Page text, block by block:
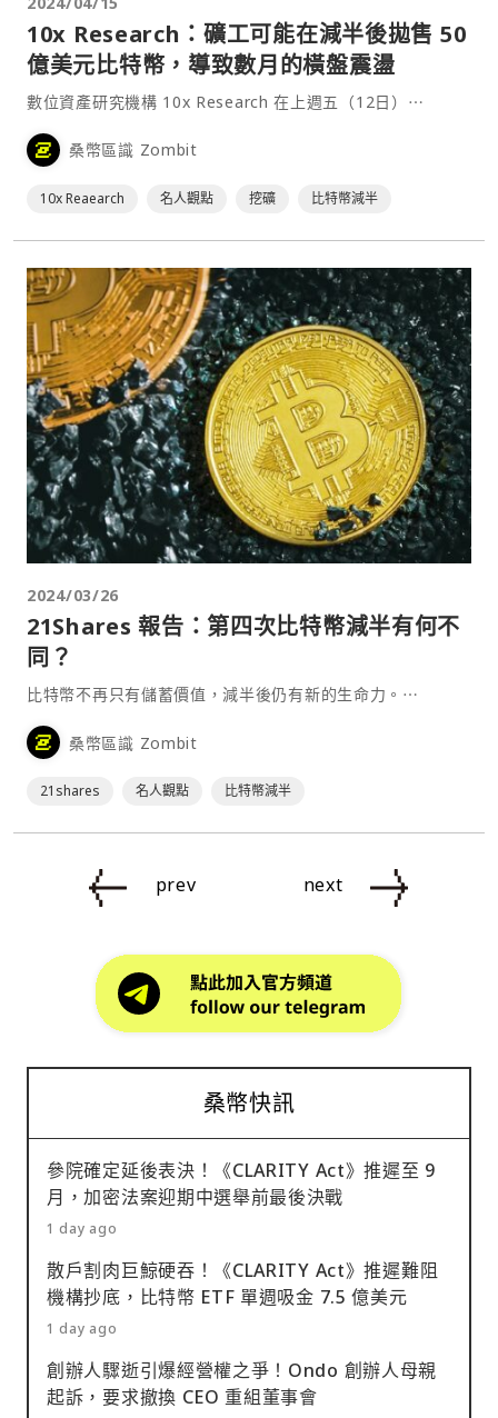
10x Research：礦工可能在減半後拋售 50
億美元比特幣，導致數月的橫盤震盪
數位資產研究機構 10x Research 在上週五（12日）⋯
桑幣區識 Zombit
10x Reaearch 名人觀點 挖礦 比特幣減半
2024/03/26
21Shares 報告：第四次比特幣減半有何不
同？
比特幣不再只有儲蓄價值，減半後仍有新的生命力。⋯
桑幣區識 Zombit
21shares 名人觀點 比特幣減半
prev next
桑幣快訊
參院確定延後表決！《CLARITY Act》推遲至 9
月，加密法案迎期中選舉前最後決戰
1 day ago
散戶割肉巨鯨硬吞！《CLARITY Act》推遲難阻
機構抄底，比特幣 ETF 單週吸金 7.5 億美元
1 day ago
創辦人驟逝引爆經營權之爭！Ondo 創辦人母親
起訴，要求撤換 CEO 重組董事會